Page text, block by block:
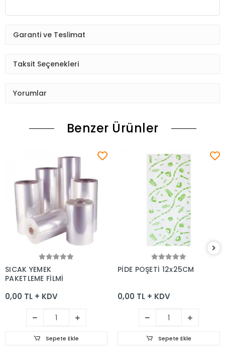
Garanti ve Teslimat
Taksit Seçenekleri
Yorumlar
Benzer Ürünler
SICAK YEMEK
PAKETLEME FİLMİ
0,00 TL + KDV
Sepete Ekle
Sepete Ekle
PİDE POŞETİ 12x25CM
0,00 TL + KDV
Sepete Ekle